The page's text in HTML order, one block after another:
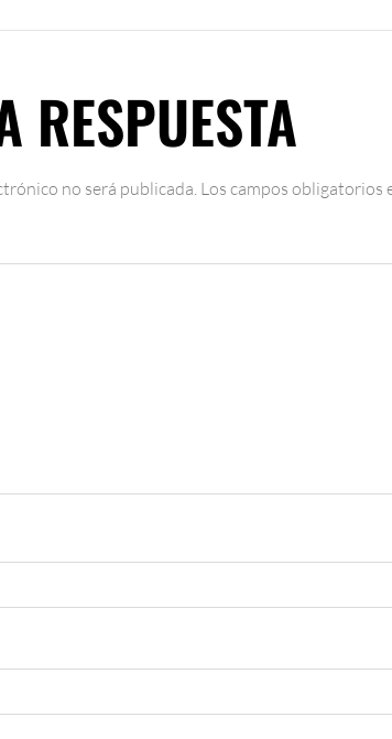
RESPUESTA
no será publicada. Los campos obligatorios